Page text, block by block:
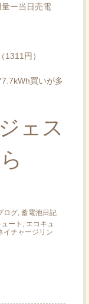
ー当日売電
円）
買いが多
ェス
ログ, 蓄電池日記
ート , エコキュ
イチャージリン